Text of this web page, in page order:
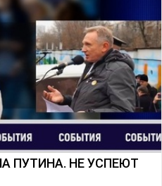
ПУТИНА. НЕ УСПЕЮТ